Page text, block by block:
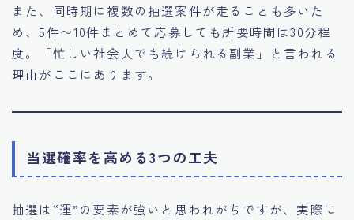
また、同時期に複数の抽選案件が走ることも多いた
め、5件〜10件まとめて応募しても所要時間は30分程
度。「忙しい社会人でも続けられる副業」と言われる
理由がここにあります。
当選確率を高める3つの工夫
抽選は“運”の要素が強いと思われがちですが、実際に